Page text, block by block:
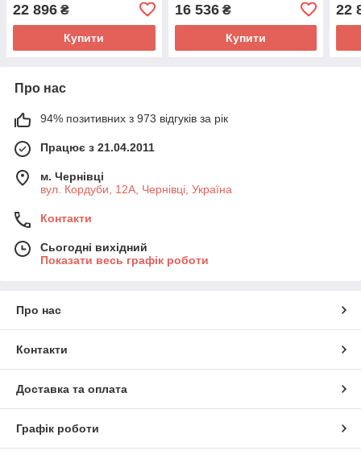
22 896 ₴
Купити
16 536₴
Купити
22
Про нас
94% позитивних з 973 відгуків за рік
Працює з 21.04.2011
м. Чернівці
вул. Кордуби, 12А, Чернівці, Україна
Контакти
Сьогодні вихідний
Показати весь графік роботи
Про нас
Контакти
Доставка та оплата
Графік роботи